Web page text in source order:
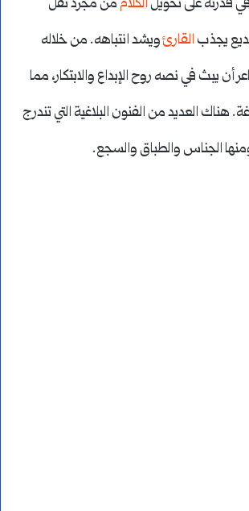
قدرته على تحويل الكلاممن مجرد نقل
يجذب القارئويشد انتباهه. من خلاله
أن يبث في نصه روح الإبداع والابتكار، مما
هناك العديد من الفنون البلاغية التي تندرج
الجناس والطباق والسجع.